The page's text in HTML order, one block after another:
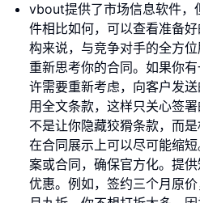
vbout提供了市场信息软件，
件相比如何，可以查看准备
构来说，与竞争对手的全方位
重新思考你的合同。如果你
许需要重新考虑，向客户发
用全文条款，这样只关心签署
不是让你隐藏狡猾条款，而
在合同展示上可以尽可能缩
案或合同，确保官方化。提
优惠。例如，签约三个月原